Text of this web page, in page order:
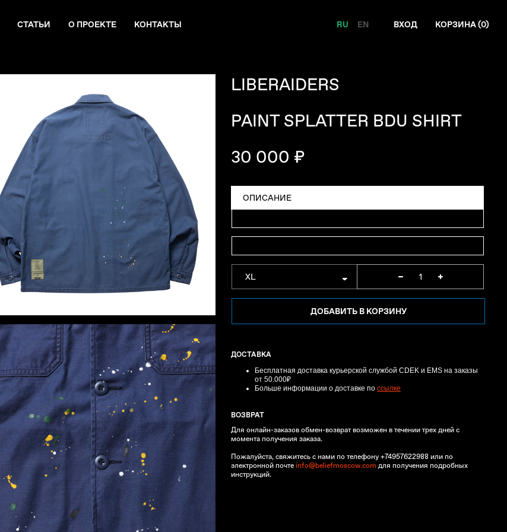
СТАТЬИ О ПРОЕКТЕ КОНТАКТЫ RU EN ВХОД КОРЗИНА (0)
LIBERAIDERS
PAINT SPLATTER BDU SHIRT
30 000 ₽
ОПИСАНИЕ
ДОБАВИТЬ В КОРЗИНУ
ДОСТАВКА
Бесплатная доставка курьерской службой CDEK и EMS на заказы
от 50.000₽
Больше информации о доставке поссылке
ВОЗВРАТ
Для онлайн-заказов обмен-возврат возможен в течении трех дней с
момента получения заказа.
Пожалуйста, свяжитесь с нами по телефону +74957622988 или по
электронной почтеinfo@beliefmoscow.com для получения подробных
инструкций.